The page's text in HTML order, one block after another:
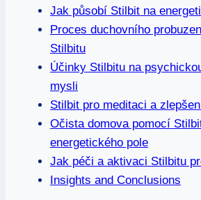
Jak působí Stilbit na
Proces duchovního
Stilbitu
Účinky Stilbitu na
mysli
Stilbit pro meditaci a
Očista domova pomocí
energetického pole
Jak péči a aktivaci Stilbitu
Insights and Conclusions